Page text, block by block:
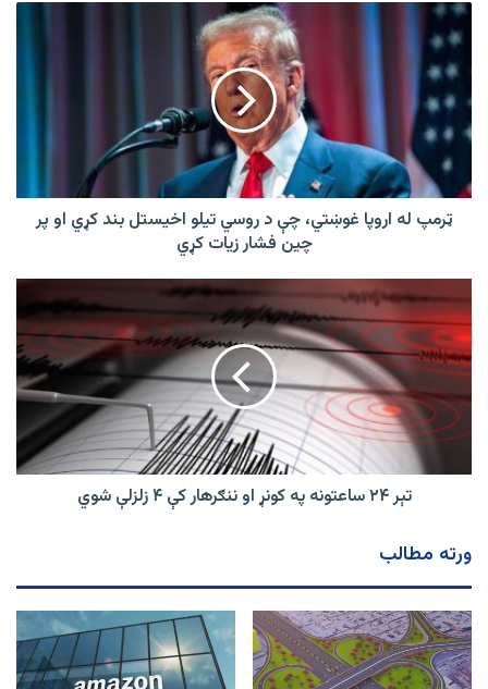
ټرمپ
له
اروپا
غوښتي،
چې
د
روسي
تیلو
اخیستل
چین
فشار
زیات
کړي
ټرمپ له اروپا غوښتي، چې د روسي تیلو اخیستل بند کړي او پر
چین فشار زیات کړي
۲۴
ساعتونه
په
کونړ
او
ننګرهار
۴
تېر ۲۴ ساعتونه په کونړ او ننګرهار کې ۴ زلزلې شوي
ورته مطالب